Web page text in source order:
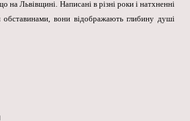
на Львівщині. Написані в різні роки і натхненні
обставинами, вони відображають глибину душі